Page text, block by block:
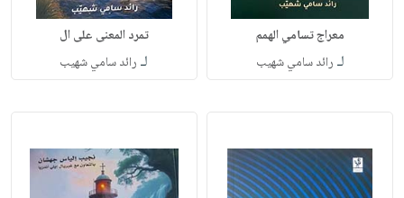
معراج تسامي الهمم
لـ رائد سامي شهيب
تمرد المعنى على ال
لـ رائد سامي شهيب